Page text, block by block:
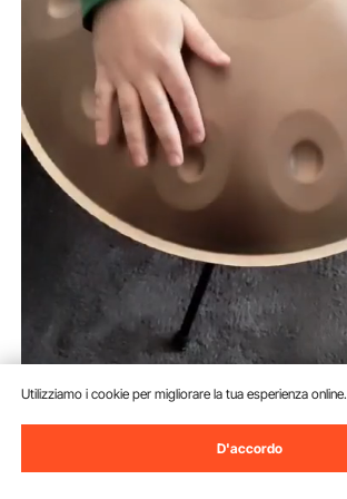
Utilizziamo i cookie per migliorare la tua esperienza online.
D'accordo